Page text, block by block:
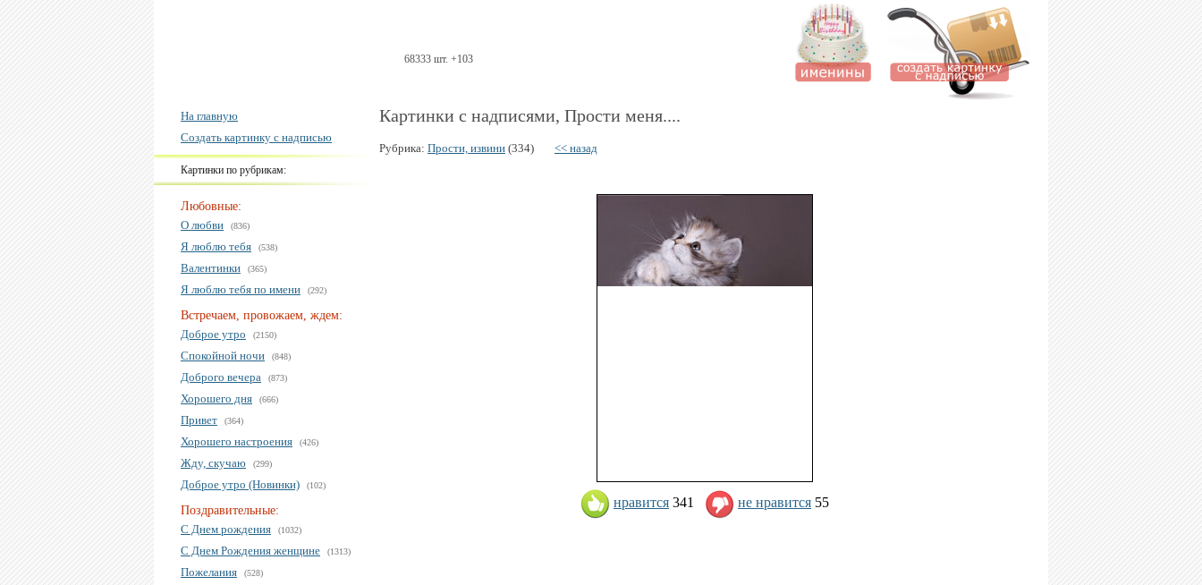
68333 шт. +103
На главную
Создать картинку с надписью
Картинки по рубрикам:
Любовные:
О любви
(836)
Я люблю тебя (538)
Валентинки (365)
Я люблю тебя по имени (292)
Встречаем, провожаем, ждем:
Доброе утро
(2150)
Спокойной ночи (848)
Доброго вечера (873)
Хорошего дня (666)
Привет (364)
Хорошего настроения (426)
Жду, скучаю (299)
Доброе утро (Новинки) (102)
Поздравительные:
С Днем рождения
(1032)
С Днем Рождения женщине (1313)
Пожелания (528)
Картинки с надписями, Прости меня....
Рубрика: Прости, извини (334) << назад
нравится 341 не нравится 55